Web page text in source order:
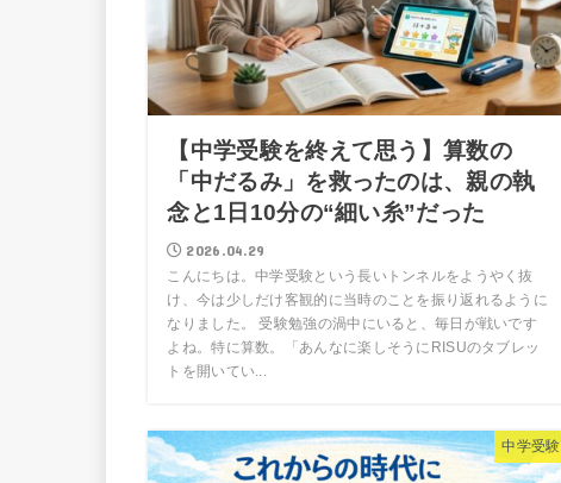
【中学受験を終えて思う】算数の
「中だるみ」を救ったのは、親の執
念と1日10分の“細い糸”だった
2026.04.29
こんにちは。中学受験という長いトンネルをようやく抜
け、今は少しだけ客観的に当時のことを振り返れるように
なりました。 受験勉強の渦中にいると、毎日が戦いです
よね。特に算数。「あんなに楽しそうにRISUのタブレッ
トを開いてい...
中学受験